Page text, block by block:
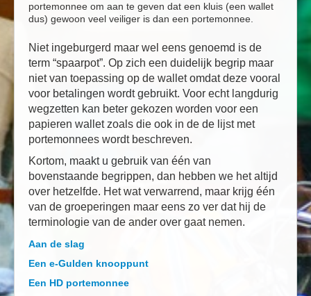
portemonnee om aan te geven dat een kluis (een wallet
dus) gewoon veel veiliger is dan een portemonnee.
Niet ingeburgerd maar wel eens genoemd is de
term “spaarpot”. Op zich een duidelijk begrip maar
niet van toepassing op de wallet omdat deze vooral
voor betalingen wordt gebruikt. Voor echt langdurig
wegzetten kan beter gekozen worden voor een
papieren wallet zoals die ook in de de lijst met
portemonnees wordt beschreven.
Kortom, maakt u gebruik van één van
bovenstaande begrippen, dan hebben we het altijd
over hetzelfde. Het wat verwarrend, maar krijg één
van de groeperingen maar eens zo ver dat hij de
terminologie van de ander over gaat nemen.
Aan de slag
Een e-Gulden knooppunt
Een HD portemonnee